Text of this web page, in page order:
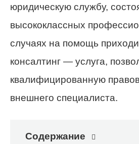
юридическую службу,
высококлассных
случаях на помощь
консалтинг — услуга,
квалифицированную
внешнего специалиста.
Содержание